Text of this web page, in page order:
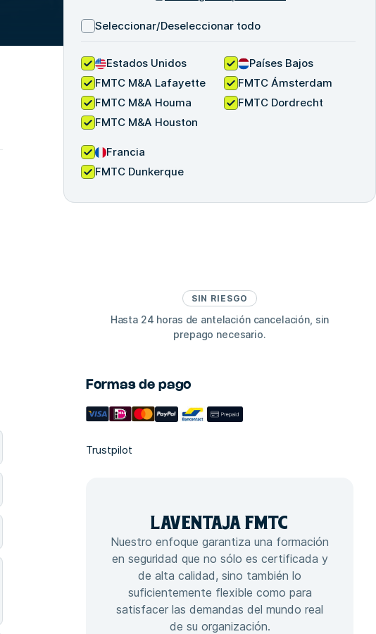
Seleccionar/Deseleccionar todo
Estados Unidos
FMTC M&A Lafayette
FMTC M&A Houma
FMTC M&A Houston
Países Bajos
FMTC Ámsterdam
FMTC Dordrecht
Francia
FMTC Dunkerque
SIN RIESGO
Hasta 24 horas de antelación cancelación, sin
prepago necesario.
Formas de pago
Trustpilot
LAVENTAJA FMTC
Nuestro enfoque garantiza una formación
en seguridad que no sólo es certificada y
de alta calidad, sino también lo
suficientemente flexible como para
satisfacer las demandas del mundo real
de su organización.